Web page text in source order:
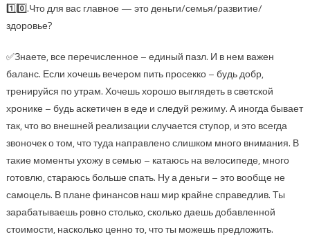
1️⃣0️⃣.Что для вас главное — это деньги/семья/развитие/
здоровье?
✅Знаете, все перечисленное – единый пазл. И в нем важен
баланс. Если хочешь вечером пить просекко – будь добр,
тренируйся по утрам. Хочешь хорошо выглядеть в светской
хронике – будь аскетичен в еде и следуй режиму. А иногда бывает
так, что во внешней реализации случается ступор, и это всегда
звоночек о том, что туда направлено слишком много внимания. В
такие моменты ухожу в семью – катаюсь на велосипеде, много
готовлю, стараюсь больше спать. Ну а деньги – это вообще не
самоцель. В плане финансов наш мир крайне справедлив. Ты
зарабатываешь ровно столько, сколько даешь добавленной
стоимости, насколько ценно то, что ты можешь предложить.